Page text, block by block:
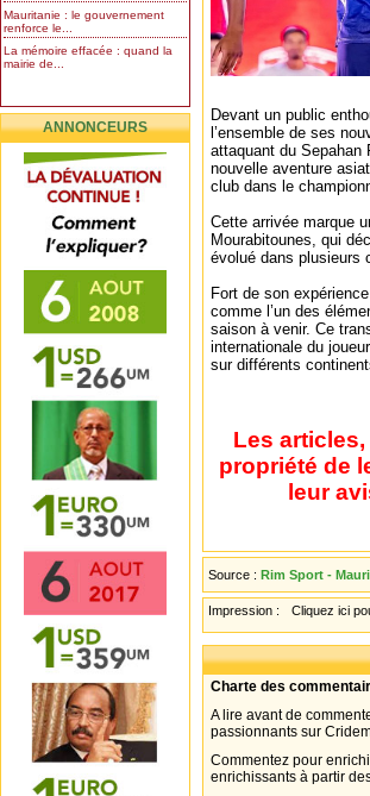
Mauritanie : le gouvernement
renforce le...
La mémoire effacée : quand la
mairie de...
ANNONCEURS
Devant un public
l’ensemble de ses
attaquant du Sepahan
nouvelle aventure
club dans le
Cette arrivée marque
Mourabitounes, qui
évolué dans plusieurs
Fort de son
comme l’un des
saison à venir. Ce
internationale du
sur différents
Les
propriété de
leur
Source : Rim Sport -
Impression : Cliquez ici
Charte des
A lire avant de
passionnants sur
Commentez pour
enrichissants à partir